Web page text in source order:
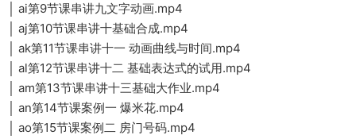
│ ai第9节课串讲九文字动画.mp4
│ aj第10节课串讲十基础合成.mp4
│ ak第11节课串讲十一 动画曲线与时间.mp4
│ al第12节课串讲十二 基础表达式的试用.mp4
│ am第13节课串讲十三基础大作业.mp4
│ an第14节课案例一 爆米花.mp4
│ ao第15节课案例二 房门号码.mp4